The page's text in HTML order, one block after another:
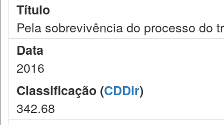
Título
Pela sobrevivência do processo do
Data
2016
Classificação (CDDir)
342.68